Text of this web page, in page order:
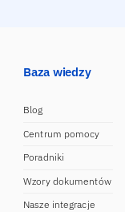
Baza wiedzy
Blog
Centrum pomocy
Poradniki
Wzory dokumentów
Nasze integracje